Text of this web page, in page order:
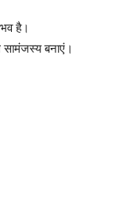
है।
सामंजस्य बनाएं।